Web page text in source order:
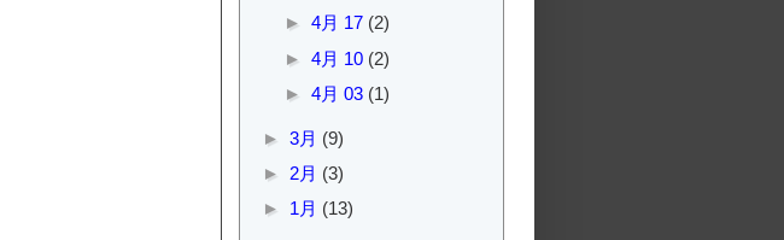
► 4月 17 (2)
► 4月 10 (2)
► 4月 03 (1)
► 3月 (9)
► 2月 (3)
► 1月 (13)